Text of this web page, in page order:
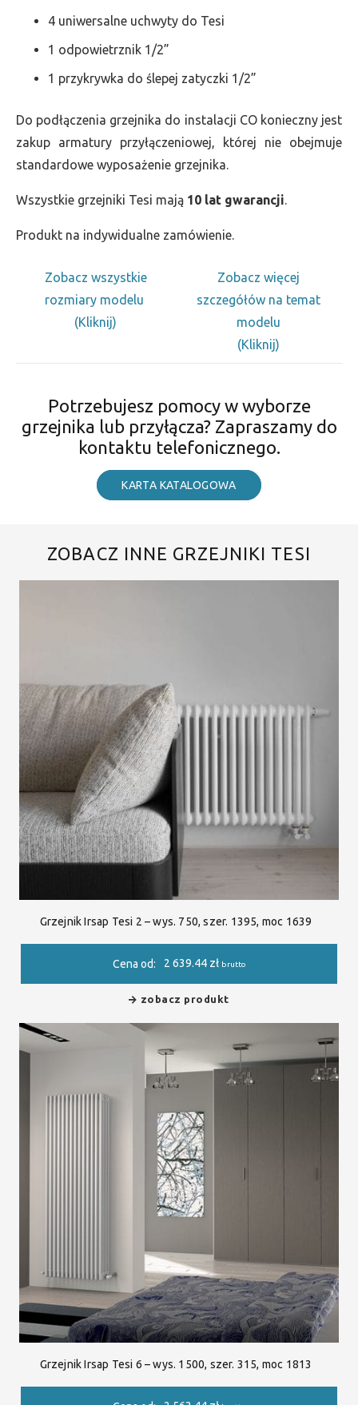
4 uniwersalne uchwyty do Tesi
1 odpowietrznik 1/2”
1 przykrywka do ślepej zatyczki 1/2”
Do podłączenia grzejnika do instalacji CO konieczny jest
zakup armatury przyłączeniowej, której nie obejmuje
standardowe wyposażenie grzejnika.
Wszystkie grzejniki Tesi mają 10 lat gwarancji.
Produkt na indywidualne zamówienie.
Zobacz wszystkie
rozmiary modelu
(Kliknij)
Zobacz więcej
szczegółów na temat
modelu
(Kliknij)
Potrzebujesz pomocy w wyborze
grzejnika lub przyłącza? Zapraszamy do
kontaktu telefonicznego.
KARTA KATALOGOWA
ZOBACZ INNE GRZEJNIKI TESI
Grzejnik Irsap Tesi 2 – wys. 750, szer. 1395, moc 1639
Cena od: 2 639.44 zł brutto
zobacz produkt
Grzejnik Irsap Tesi 6 – wys. 1500, szer. 315, moc 1813